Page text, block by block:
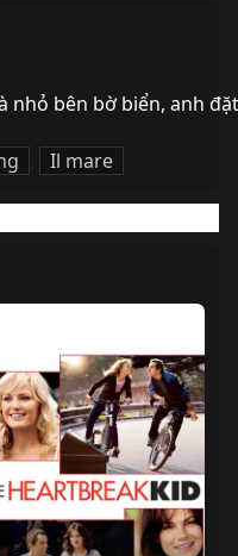
bên bờ biển, anh
, Il mare